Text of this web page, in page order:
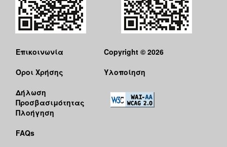
Επικοινωνία
Όροι Χρήσης
Δήλωση
Προσβασιμότητας
Πλοήγηση
FAQs
Copyright © 2026
Υλοποίηση